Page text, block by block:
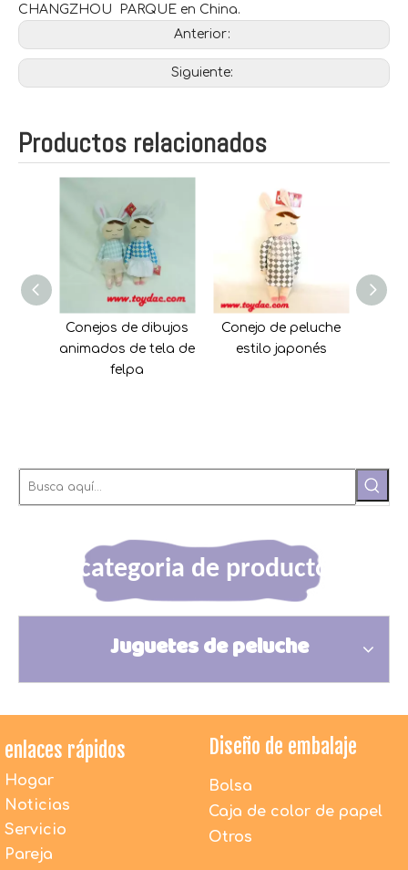
CHANGZHOU PARQUE en China.
Anterior:
Siguiente:
Productos relacionados
Conejos de dibujos
animados de tela de
felpa
Conejo de peluche
estilo japonés
categoria de producto
Juguetes de peluche
enlaces rápidos
Hogar
Noticias
Servicio
Pareja
Diseño de embalaje
Bolsa
Caja de color de papel
Otros